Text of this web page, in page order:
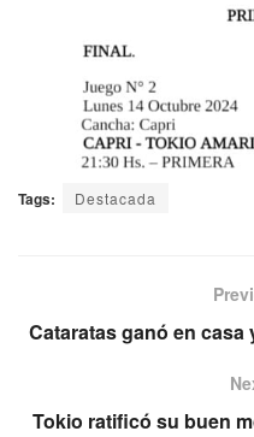
Tags: Destacada
Cataratas ganó en
Tokio ratificó su buen